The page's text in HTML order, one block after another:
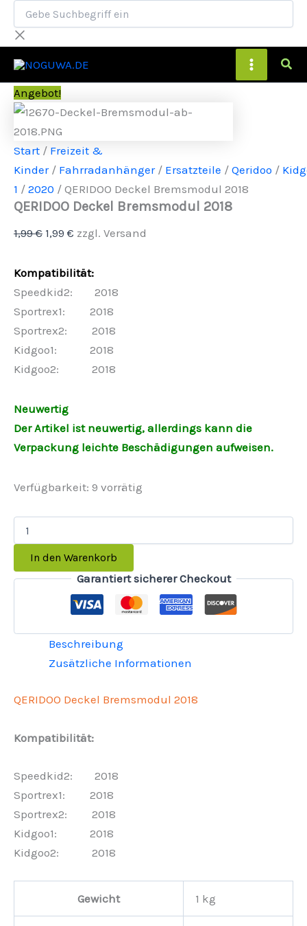
Inhalt
springen
Gebe
Suchbegriff
ein
Main
Angebot!
Start / Freizeit &
Kinder/ Fahrradanhänger/ Ersatzteile / Qeridoo /
1 / 2020 / QERIDOO Deckel Bremsmodul 2018
QERIDOO Deckel Bremsmodul 2018
1,99€
Ursprünglicher
Preis
war:
1,99 €
1,99 €
Aktueller
Preis
ist:
1,99 €.
zzgl. Versand
Kompatibilität:
Speedkid2: 2018
Sportrex1: 2018
Sportrex2: 2018
Kidgoo1: 2018
Kidgoo2: 2018
Neuwertig
Der Artikel ist neuwertig, allerdings kann die
Verpackung leichte Beschädigungen aufweisen.
Verfügbarkeit: 9 vorrätig
QERIDOO
Deckel
Bremsmodul
2018
Menge
In den Warenkorb
Garantiert sicherer Checkout
Beschreibung
Zusätzliche Informationen
QERIDOO Deckel Bremsmodul 2018
Kompatibilität:
Speedkid2: 2018
Sportrex1: 2018
Sportrex2: 2018
Kidgoo1: 2018
Kidgoo2: 2018
Gewicht 1 kg